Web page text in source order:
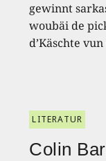
gewinnt
woubäi de
d’Käschte
LITERATUR
Colin